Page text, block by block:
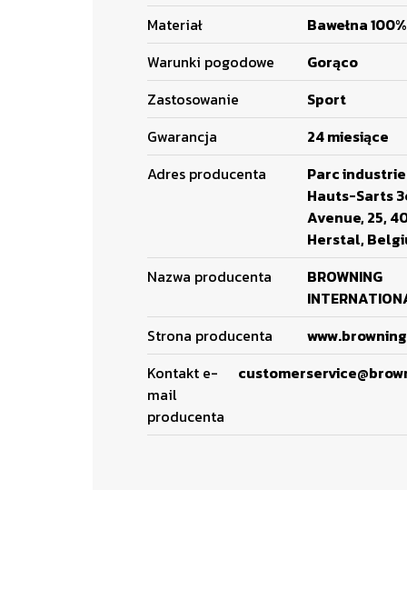
Materiał
Bawełna 100%
Warunki pogodowe
Gorąco
Zastosowanie
Sport
Gwarancja
24 miesiące
Adres producenta
Parc
Hauts-Sarts
Avenue, 25,
Herstal,
Nazwa producenta
BROWNING
Strona producenta
Kontakt e-
mail
producenta